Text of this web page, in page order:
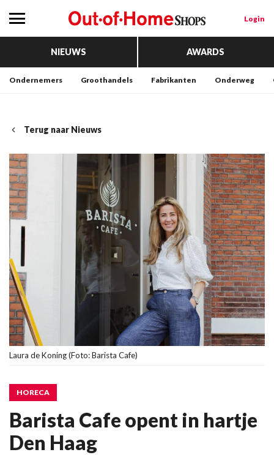
Login
NIEUWS AWARDS
Ondernemers Groothandels Fabrikanten Onderweg
Terug naar Nieuws
Laura de Koning (Foto: Barista Cafe)
HORECA
Barista Cafe opent in hartje
Den Haag